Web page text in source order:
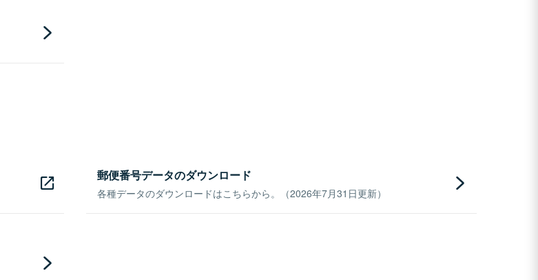
郵便番号データのダウンロード
各種データのダウンロードはこちらから。（2026年7月31日更新）